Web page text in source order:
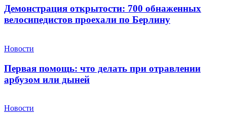
Демонстрация открытости: 700 обнаженных
велосипедистов проехали по Берлину
Новости
Первая помощь: что делать при отравлении
арбузом или дыней
Новости